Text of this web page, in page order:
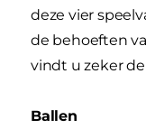
deze vier
de behoeften
vindt u zeker
Ballen